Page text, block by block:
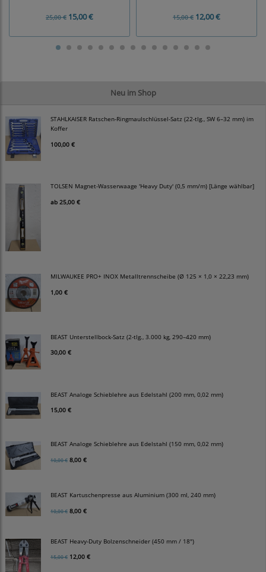
Neu im Shop
STAHLKAISER Ratschen-Ringmaulschlüssel-Satz (22-tlg., SW 6–32 mm) im
Koffer
100,00 €
TOLSEN Magnet-Wasserwaage 'Heavy Duty' (0,5 mm/m) [Länge wählbar]
ab 25,00 €
MILWAUKEE PRO+ INOX Metalltrennscheibe (Ø 125 × 1,0 × 22,23 mm)
1,00 €
BEAST Unterstellbock-Satz (2-tlg., 3.000 kg, 290–420 mm)
30,00 €
BEAST Analoge Schieblehre aus Edelstahl (200 mm, 0,02 mm)
15,00 €
BEAST Analoge Schieblehre aus Edelstahl (150 mm, 0,02 mm)
10,00 € 8,00 €
BEAST Kartuschenpresse aus Aluminium (300 ml, 240 mm)
10,00 € 8,00 €
BEAST Heavy-Duty Bolzenschneider (450 mm / 18")
15,00 € 12,00 €
25,00 € 15,00 € 15,00 € 12,00 €